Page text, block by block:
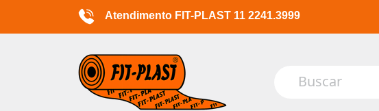
Atendimento FIT-PLAST 11 2241.3999